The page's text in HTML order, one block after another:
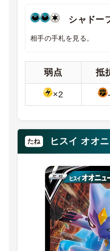
シャドー
相手の手札を見る。
弱点 抵
×2
ヒスイ オオ